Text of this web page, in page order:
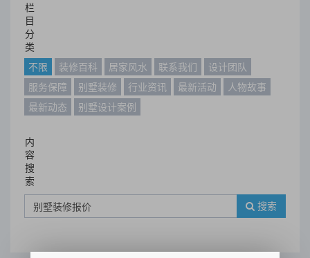
栏
目
分
类
不限
装修百科 居家风水 联系我们
设计团队
服务保障
别墅装修 行业资讯 最新活动
人物故事
最新动态
别墅设计案例
内
容
搜
索
搜索